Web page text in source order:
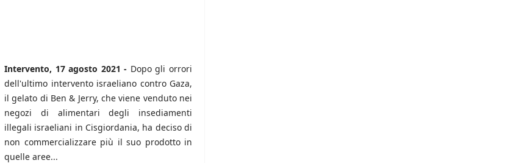
Intervento, 17 agosto 2021 - Dopo gli orrori
dell'ultimo intervento israeliano contro Gaza,
il gelato di Ben & Jerry, che viene venduto nei
negozi di alimentari degli insediamenti
illegali israeliani in Cisgiordania, ha deciso di
non commercializzare più il suo prodotto in
quelle aree...